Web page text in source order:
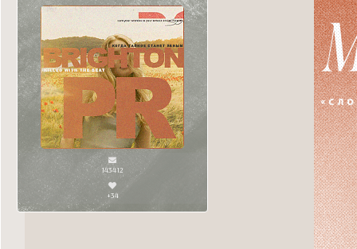
143412
+34